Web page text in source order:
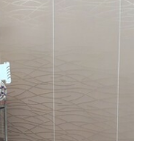
فلج بلز
دکتر
کامل به
مشکل